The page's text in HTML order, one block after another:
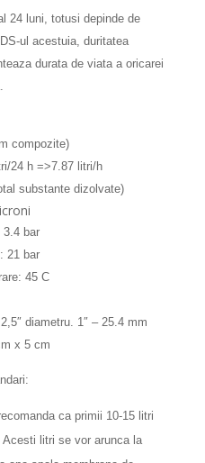
24 luni, totusi depinde de
ul acestuia, duritatea
durata de viata a oricarei
compozite)
24 h =>7.87 litri/h
substante dizolvate)
3.4 bar
21 bar
45 C
diametru. 1″ – 25.4 mm
x 5 cm
ca primii 10-15 litri
litri se vor arunca la